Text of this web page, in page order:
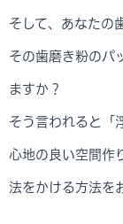
そして、あなたの
その歯磨き粉のパ
ますか？
そう言われると「
心地の良い空間作
法をかける方法を